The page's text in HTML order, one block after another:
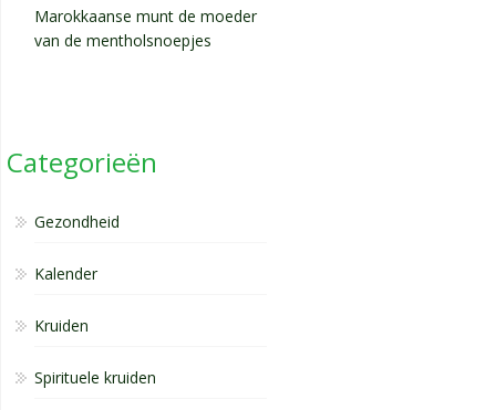
Marokkaanse munt de moeder
van de mentholsnoepjes
Categorieën
Gezondheid
Kalender
Kruiden
Spirituele kruiden